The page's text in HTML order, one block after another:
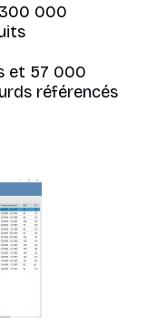
000
et 57 000
référencés